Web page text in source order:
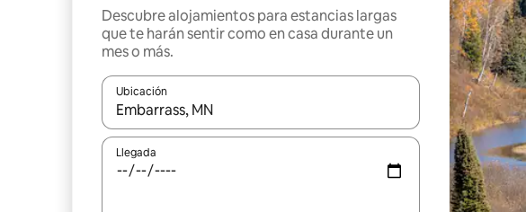
Descubre alojamientos para estancias largas
que te harán sentir como en casa durante un
mes o más.
Ubicación
Cuando los resultados estén disponibles, podrás navegar usando las
Llegada